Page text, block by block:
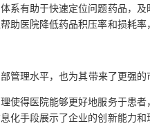
系有助于快速定位问题药品，
助医院降低药品积压率和损耗
管理水平，也为其带来了更强的
使得医院能够更好地服务于患
化手段展示了企业的创新能力